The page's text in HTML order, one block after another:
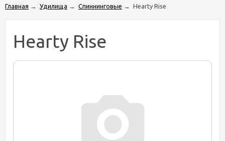
Главная → Удилища → Спиннинговые → Hearty Rise
Hearty Rise